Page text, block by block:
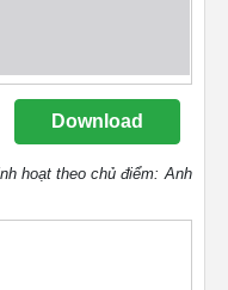
Download
hoạt theo chủ điểm: Anh